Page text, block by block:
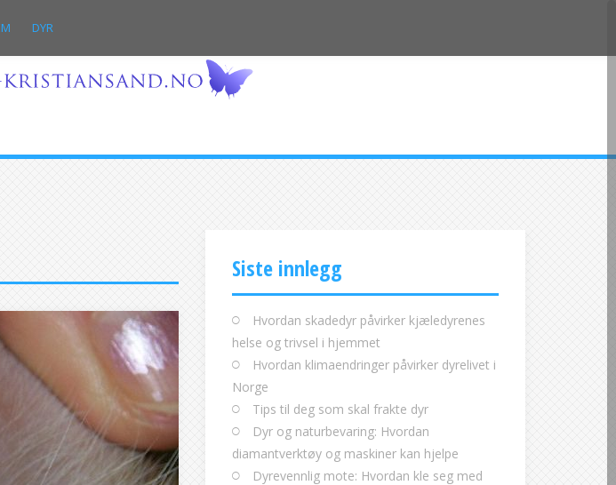
DYR
Siste innlegg
Hvordan skadedyr påvirker kjæledyrenes
helse og trivsel i hjemmet
Hvordan klimaendringer påvirker dyrelivet i
Norge
Tips til deg som skal frakte dyr
Dyr og naturbevaring: Hvordan
diamantverktøy og maskiner kan hjelpe
Dyrevennlig mote: Hvordan kle seg med